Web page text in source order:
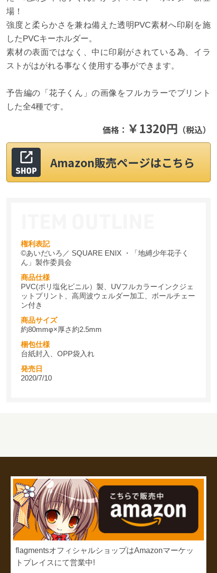
場！
強度と柔らかさを兼ね備えた透明PVC素材へ印刷を施
したPVCキーホルダー。
素材の表面ではなく、中に印刷がされている為、イラ
ストがはがれる事なく使用する事ができます。
予告編の「花子くん」の画像をフルカラーでプリント
した全4種です。
価格： ￥1320円 （税込）
Amazon販売ページはこちら
権利表記
©あいだいろ／ SQUARE ENIX ・「地縛少年花子く
ん」製作委員会
商品仕様
PVC(ポリ塩化ビニル）製、UVフルカラーインクジェ
ットプリント、高周波ウェルダー加工、ボールチェー
ン付き
商品サイズ
約80mmφ×厚さ約2.5mm
梱包仕様
台紙封入、OPP袋入れ
発売日
2020/7/10
flagmentsオフィシャルショップはAmazonマーケッ
トプレイスにて営業中!